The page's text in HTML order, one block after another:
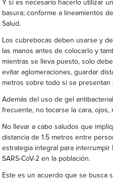
Y si es necesario hacerlo utilizar
basura; conforme a lineamientos
Salud.
Los cubrebocas deben usarse y
las manos antes de colocarlo y
mientras se lleva puesto, solo
evitar aglomeraciones, guardar
metros sobre todo si se presentan
Además del uso de gel
frecuente, no tocarse la cara, ojos,
No llevar a cabo saludos que
distancia de 1.5 metros entre
estrategia integral para interrumpir
SARS-CoV-2 en la población.
Este es un acuerdo que se busca